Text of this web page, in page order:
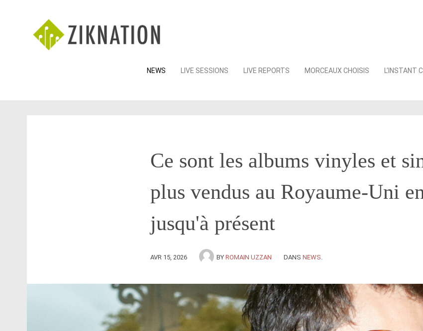
Skip
NEWS LIVE SESSIONS LIVE REPORTS MORCEAUX CHOISIS L’INSTANT
Ce sont les albums vinyles et
plus vendus au Royaume-Uni
jusqu'à présent
AVR 15, 2026 BY ROMAIN UZZAN DANS NEWS